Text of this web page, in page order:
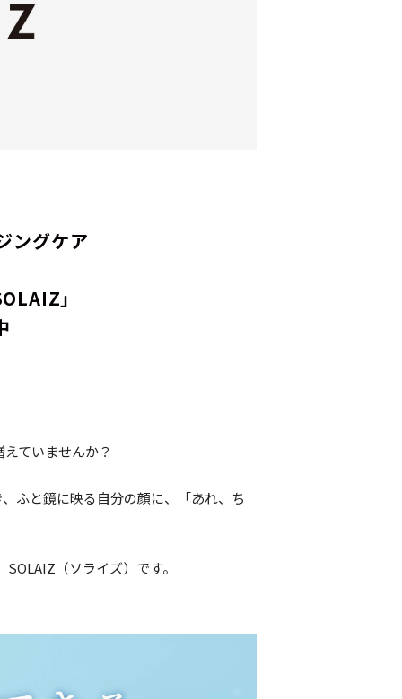
ングケア
」
ていませんか？
ふと鏡に映る自分の顔に、「あれ、ち
SOLAIZ（ソライズ）です。